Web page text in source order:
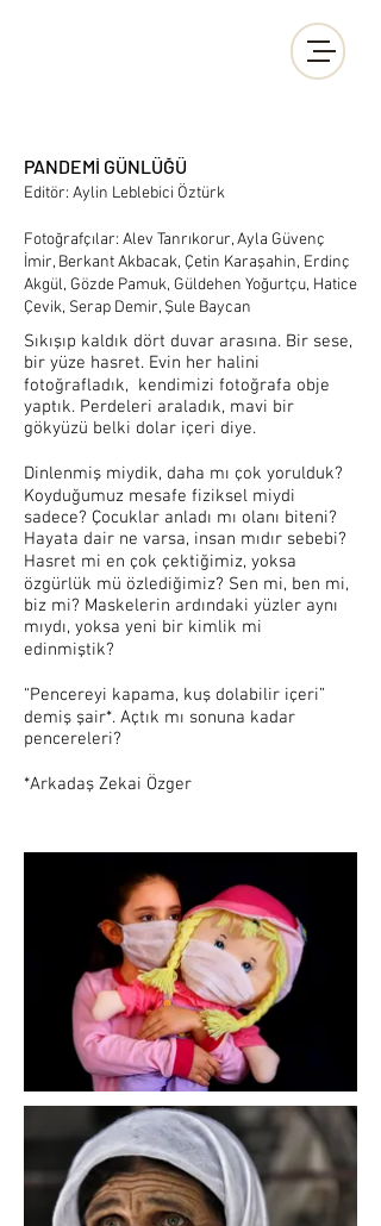
PANDEMİ GÜNLÜĞÜ
Editör: Aylin Leblebici Öztürk
Fotoğrafçılar: Alev Tanrıkorur, Ayla Güvenç
İmir, Berkant Akbacak, Çetin Karaşahin, Erdinç
Akgül, Gözde Pamuk, Güldehen Yoğurtçu, Hatice
Çevik, Serap Demir, Şule Baycan
Sıkışıp kaldık dört duvar arasına. Bir sese,
bir yüze hasret. Evin her halini
fotoğrafladık, kendimizi fotoğrafa obje
yaptık. Perdeleri araladık, mavi bir
gökyüzü belki dolar içeri diye.
Dinlenmiş miydik, daha mı çok yorulduk?
Koyduğumuz mesafe fiziksel miydi
sadece? Çocuklar anladı mı olanı biteni?
Hayata dair ne varsa, insan mıdır sebebi?
Hasret mi en çok çektiğimiz, yoksa
özgürlük mü özlediğimiz? Sen mi, ben mi,
biz mi? Maskelerin ardındaki yüzler aynı
mıydı, yoksa yeni bir kimlik mi
edinmiştik?
“Pencereyi kapama, kuş dolabilir içeri”
demiş şair*. Açtık mı sonuna kadar
pencereleri?
*Arkadaş Zekai Özger